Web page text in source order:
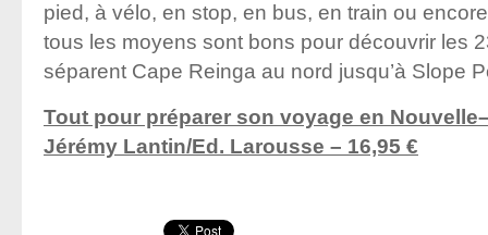
pied, à vélo, en stop, en bus, en train ou
tous les moyens sont bons pour découvrir les
séparent Cape Reinga au nord jusqu’à Slope
Tout pour préparer son voyage en
Jérémy Lantin/Ed. Larousse – 16,95 €